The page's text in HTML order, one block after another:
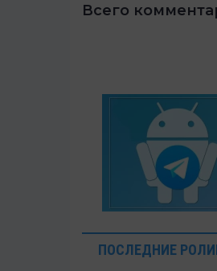
Всего
ПОСЛЕДНИЕ